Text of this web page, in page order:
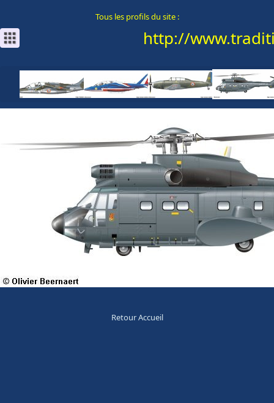
Tous les profils du site :
http://
Retour Accueil